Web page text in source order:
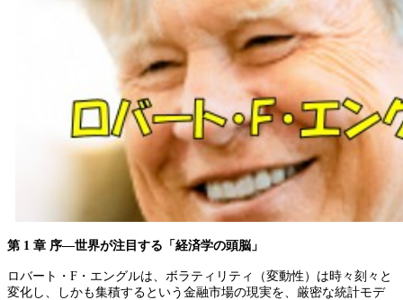
第 1 章 序―世界が注目する「経済学の頭脳」
ロバート・F・エングルは、ボラティリティ（変動性）は時々刻々と
変化し、しかも集積するという金融市場の現実を、厳密な統計モデ